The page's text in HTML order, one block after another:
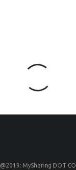
@2019: MySharing DOT CO